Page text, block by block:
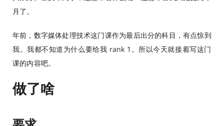
月了。
年前，数字媒体处理技术这门课作为最后出分的科目，有点惊到
我。我都不知道为什么要给我 rank 1。所以今天就接着写这门
课的内容吧。
做了啥